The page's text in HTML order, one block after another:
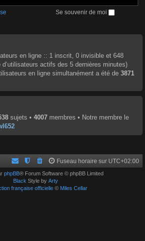
Se souvenir de moi
en ligne :: 1 inscrit, 0 invisible et 648
actifs des 5 dernières minutes)
en ligne simultanément a été de 3871
sujets • 4007 membres • Notre membre le
Fuseau horaire sur UTC+02:00
phpBB® Forum Software © phpBB Limited
Black Style by Arty
française officielle© Miles Cellar